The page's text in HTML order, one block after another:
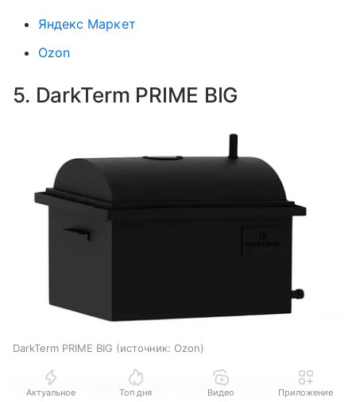
Яндекс Маркет
Ozon
5. DarkTerm PRIME BIG
DarkTerm PRIME BIG источник: Ozon
Коптильня подходит для копчения на костре и
Актуальное Топ дня Видео Приложение